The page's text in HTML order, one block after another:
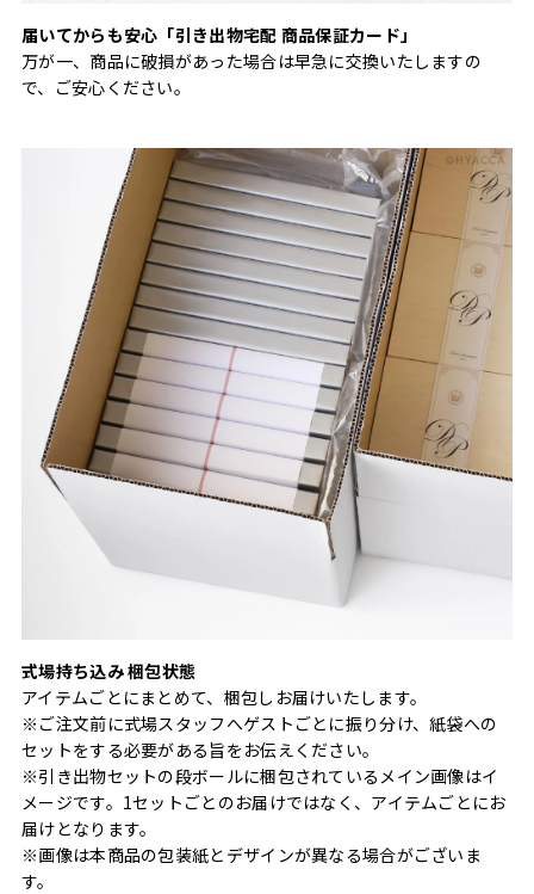
届いてからも安心「引き出物宅配 商品保証カード」
万が一、商品に破損があった場合は早急に交換いたしますの
で、ご安心ください。
式場持ち込み 梱包状態
アイテムごとにまとめて、梱包しお届けいたします。
※ご注文前に式場スタッフへゲストごとに振り分け、紙袋への
セットをする必要がある旨をお伝えください。
※引き出物セットの段ボールに梱包されているメイン画像はイ
メージです。1セットごとのお届けではなく、アイテムごとにお
届けとなります。
※画像は本商品の包装紙とデザインが異なる場合がございま
す。